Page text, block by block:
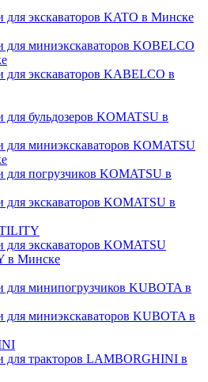
для экскаваторов KATO в Минске
для миниэкскаваторов KOBELCO
для экскаваторов KABELCO в
для бульдозеров KOMATSU в
для миниэкскаваторов KOMATSU
для погрузчиков KOMATSU в
для экскаваторов KOMATSU в
для экскаваторов KOMATSU
в Минске
для минипогрузчиков KUBOTA в
для миниэкскаваторов KUBOTA в
для тракторов LAMBORGHINI в